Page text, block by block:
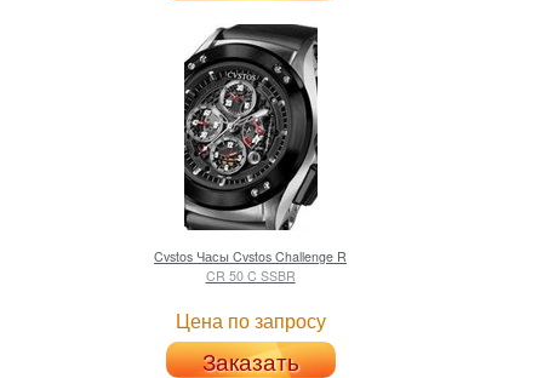
Cvstos Часы Cvstos Challenge R
CR 50 C SSBR
Цена по запросу
Заказать